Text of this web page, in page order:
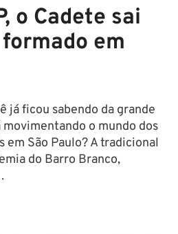
o Cadete sai
em
já ficou sabendo da grande
o mundo dos
em São Paulo? A tradicional
do Barro Branco,